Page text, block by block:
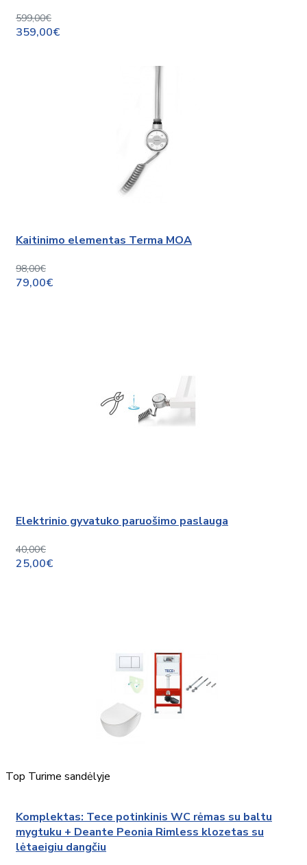
599,00€
359,00€
Kaitinimo elementas Terma MOA
98,00€
79,00€
Elektrinio gyvatuko paruošimo paslauga
40,00€
25,00€
Top Turime sandėlyje
Komplektas: Tece potinkinis WC rėmas su baltu
mygtuku + Deante Peonia Rimless klozetas su
lėtaeigiu dangčiu